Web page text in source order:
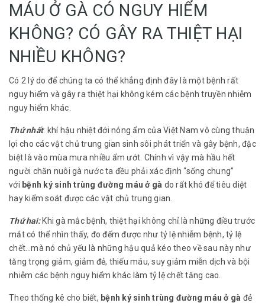
MÁU Ở GÀ CÓ NGUY HIỂM
KHÔNG? CÓ GÂY RA THIỆT HẠI
NHIỀU KHÔNG?
Có 2 lý do để chúng ta có thể khẳng định đây là một bệnh rất
nguy hiểm và gây ra thiệt hại không kém các bệnh truyền nhiễm
nguy hiểm khác.
Thứ nhất: khí hậu nhiệt đới nóng ẩm của Việt Nam vô cùng thuận
lợi cho các vật chủ trung gian sinh sôi phát triển và gây bệnh, đặc
biệt là vào mùa mưa nhiều ẩm ướt. Chính vì vậy mà hầu hết
người chăn nuôi gà nước ta đều phải xác định “sống chung”
với bệnh ký sinh trùng đường máu ở gà do rất khó để tiêu diệt
hay kiểm soát được các vật chủ trung gian.
Thứ hai:Khi gà mắc bệnh, thiệt hại không chỉ là những điều trước
mắt có thể nhìn thấy, đo đếm được như tỷ lệ nhiễm bệnh, tỷ lệ
chết…mà nó chủ yếu là những hậu quả kéo theo về sau này như
tăng trọng giảm, giảm đẻ, thiếu máu, suy giảm miễn dịch và bội
nhiễm các bệnh nguy hiểm khác làm tỷ lệ chết tăng cao.
Theo thống kê cho biết, bệnh ký sinh trùng đường máu ở gà đẻ